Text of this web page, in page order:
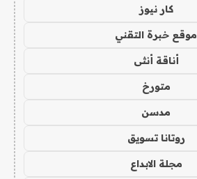
كار نيوز
موقع خبرة التقني
أناقة أنثى
متورخ
مدسن
روتانا تسويق
مجلة الابداع